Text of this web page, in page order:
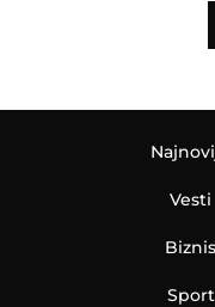
Vesti
Biznis
Sport